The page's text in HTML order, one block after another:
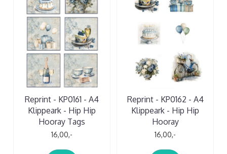
Reprint - KP0161 - A4
Klippeark - Hip Hip
Hooray Tags
16,00,-
Reprint - KP0162 - A4
Klippeark - Hip Hip
Hooray
16,00,-